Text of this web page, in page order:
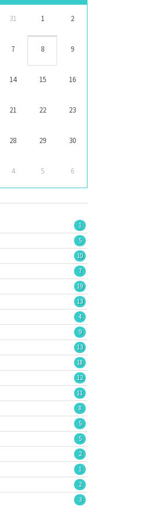
31 1 2
7 8 9
14 15 16
21 22 23
28 29 30
4 5 6
1
5
10
7
19
13
4
9
13
18
12
11
8
5
5
2
1
2
3